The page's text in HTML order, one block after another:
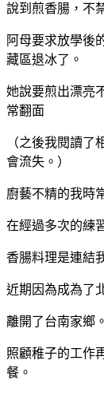
說到煎香腸，不
阿母要求放學後
藏區退冰了。
她說要煎出漂亮
常翻面
（之後我閱讀
會流失。）
廚藝不精的我時
在經過多次的練
香腸料理是連結
近期因為成為了
離開了台南家鄉
照顧稚子的工作
餐。